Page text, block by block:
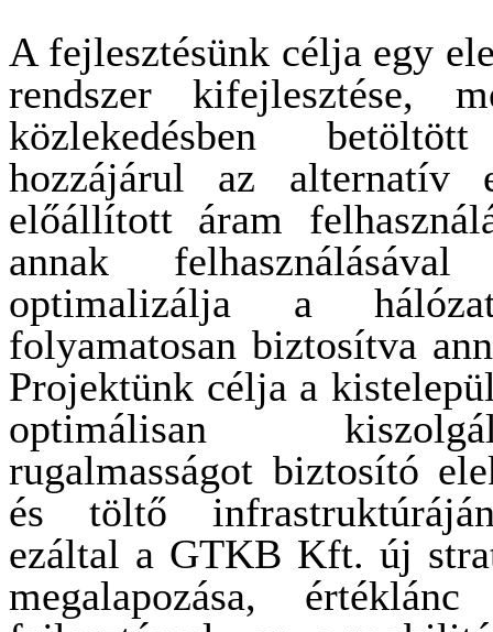
A fejlesztésünk célja egy
rendszer kifejlesztése,
közlekedésben
hozzájárul az alternatív
előállított áram
annak
optimalizálja a
folyamatosan biztosítva
Projektünk célja a
optimálisan
rugalmasságot biztosító
és töltő
ezáltal a GTKB Kft. új
megalapozása,